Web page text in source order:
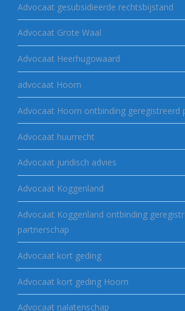
Advocaat gesubsidieerde rechtsbijstand
Advocaat Grote Waal
Advocaat Heerhugowaard
advocaat Hoorn
Advocaat Hoorn ontbinding geregistreerd
Advocaat huurrecht
Advocaat juridisch advies
Advocaat Koggenland
Advocaat Koggenland ontbinding
partnerschap
Advocaat kort geding
Advocaat kort geding Hoorn
Advocaat nalatenschap